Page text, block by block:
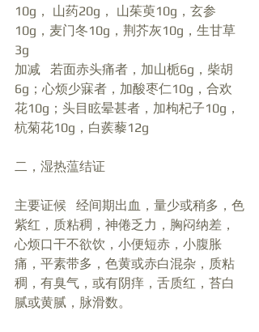
10g， 山药20g， 山茱萸10g，玄参
10g，麦门冬10g，荆芥灰10g，生甘草
3g
加减   若面赤头痛者，加山栀6g，柴胡
6g；心烦少寐者，加酸枣仁10g，合欢
花10g；头目眩晕甚者，加枸杞子10g，
杭菊花10g，白蒺藜12g
二，湿热蕰结证
主要证候   经间期出血，量少或稍多，色
紫红，质粘稠，神倦乏力，胸闷纳差，
心烦口干不欲饮，小便短赤，小腹胀
痛，平素带多，色黄或赤白混杂，质粘
稠，有臭气，或有阴痒，舌质红，苔白
腻或黄腻，脉滑数。